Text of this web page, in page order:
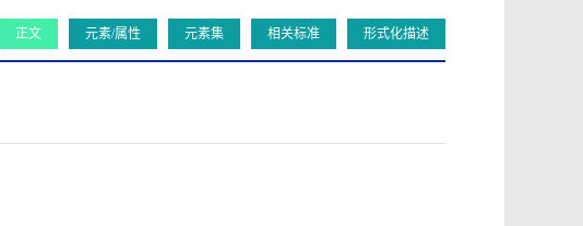
正文 元素/属性 元素集 相关标准 形式化描述